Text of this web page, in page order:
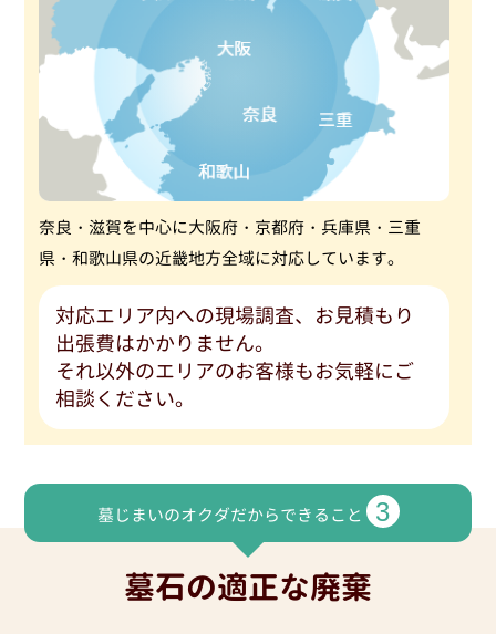
奈良・滋賀を中心に大阪府・京都府・兵庫県・三重
県・和歌山県の近畿地方全域に対応しています。
対応エリア内への現場調査、お見積もり
出張費はかかりません。
それ以外のエリアのお客様もお気軽にご
相談ください。
墓じまいのオクダだからできること 3
墓石の適正な廃棄